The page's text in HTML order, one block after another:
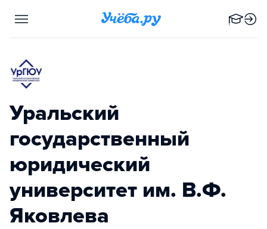
Уральский
государственный
юридический
университет им. В.Ф.
Яковлева